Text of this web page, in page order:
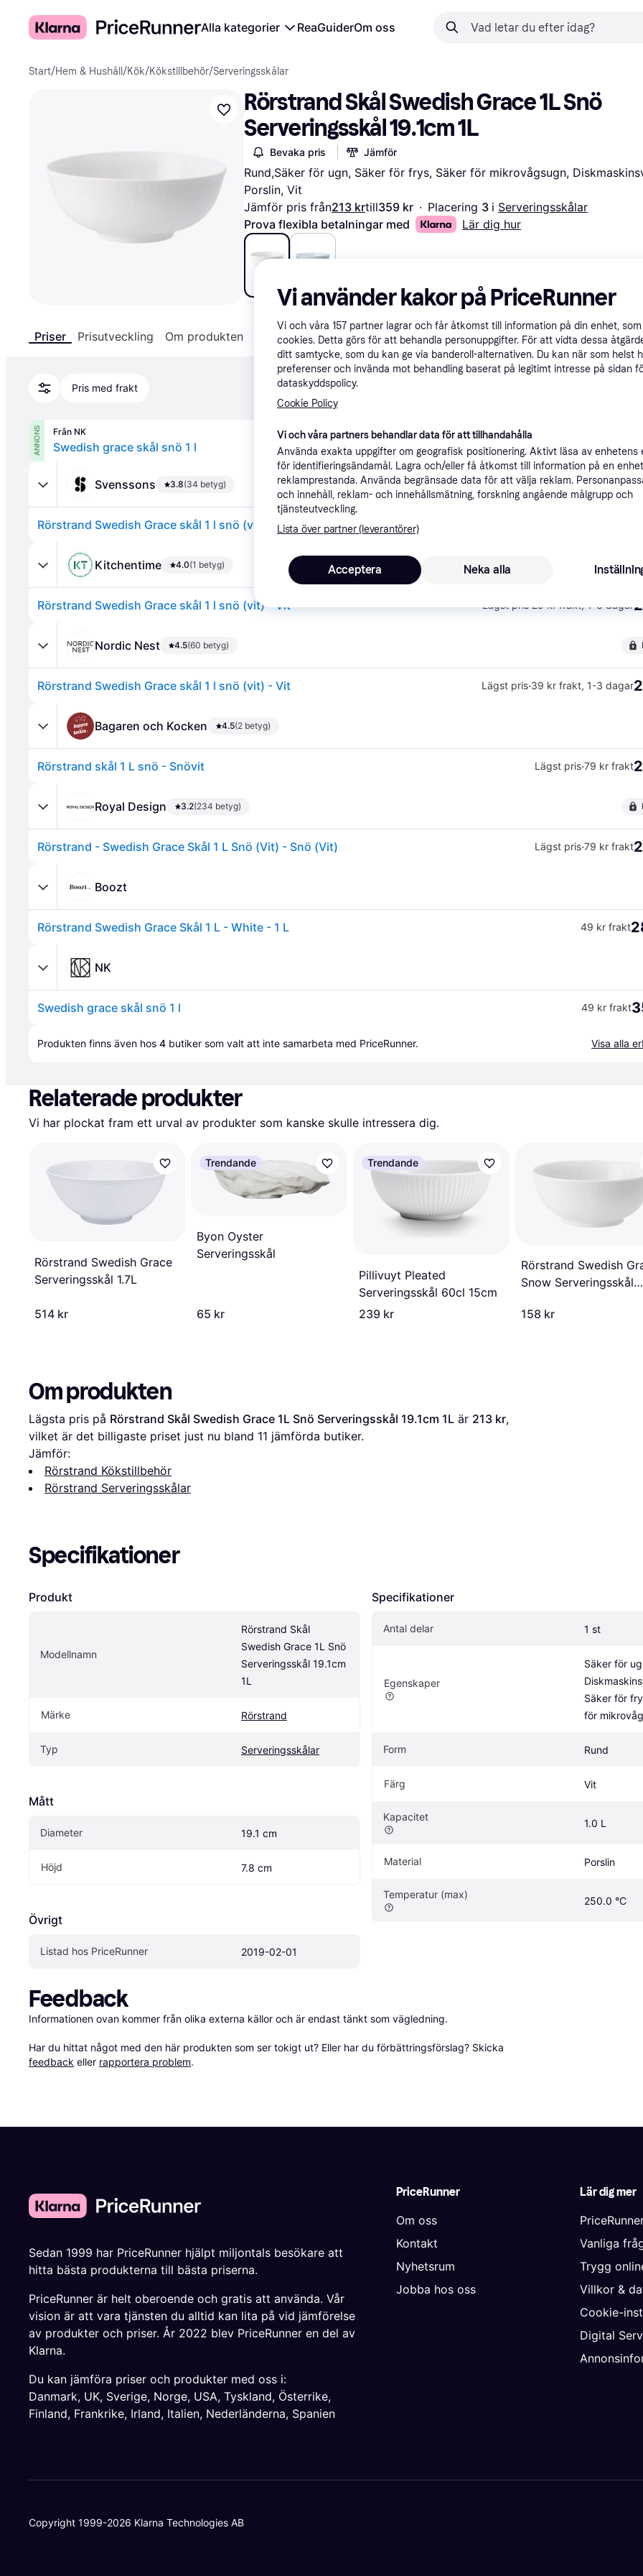
Alla kategorier ReaGuiderOm oss
Start/Hem & Hushåll /Kök/Kökstillbehör/Serveringsskålar
Rörstrand Skål Swedish Grace 1L Snö
Serveringsskål 19.1cm 1L
Bevaka pris Jämför
Rund,Säker för ugn, Säker för frys, Säker för mikrovågsugn,
Porslin, Vit
Jämför pris från213 krtill359 kr · Placering 3 i Serveringsskålar
Prova flexibla betalningar med
Lär dig hur
Priser Prisutveckling Om produkten Specifikationer
Pris med frakt
ANNONS Från NK
Swedish grace skål snö 1 l
Svenssons 3.8(34 betyg)
Rörstrand Swedish Grace skål 1 l snö (vit)
Kitchentime 4.0(1 betyg)
Rörstrand Swedish Grace skål 1 l snö (vit) - Vit Lägst pris·29 kr frakt,1-3 dagar
Nordic Nest 4.5(60 betyg)
Rörstrand Swedish Grace skål 1 l snö (vit) - Vit Lägst pris·39 kr frakt, 1-3 dagar
Bagaren och Kocken 4.5(2 betyg)
Rörstrand skål 1 L snö - Snövit Lägst pris·79 kr frakt
Royal Design 3.2(234 betyg)
Rörstrand - Swedish Grace Skål 1 L Snö (Vit) - Snö (Vit) Lägst pris·79 kr frakt
Boozt
Rörstrand Swedish Grace Skål 1 L - White - 1 L 49 kr frakt
NK
Swedish grace skål snö 1 l 49 kr frakt
Produkten finns även hos 4 butiker som valt att inte samarbeta med PriceRunner. Visa alla
Relaterade produkter
Vi har plockat fram ett urval av produkter som kanske skulle intressera dig.
Rörstrand Swedish Grace
Serveringsskål 1.7L
514 kr
Trendande
Byon Oyster
Serveringsskål
65 kr
Trendande
Pillivuyt Pleated
Serveringsskål 60cl 15cm
239 kr
Rörstrand Swedish
Snow Serveringsskål
158 kr
Om produkten
Lägsta pris på Rörstrand Skål Swedish Grace 1L Snö Serveringsskål 19.1cm 1L är 213 kr,
vilket är det billigaste priset just nu bland 11 jämförda butiker.
Jämför:
Rörstrand Kökstillbehör
Rörstrand Serveringsskålar
Specifikationer
Produkt
Modellnamn
Rörstrand Skål
Swedish Grace 1L Snö
Serveringsskål 19.1cm
1L
Märke Rörstrand
Typ Serveringsskålar
Mått
Diameter 19.1 cm
Höjd 7.8 cm
Övrigt
Listad hos PriceRunner 2019-02-01
Specifikationer
Antal delar 1 st
Egenskaper
Säker för
Säker för
för
Form Rund
Färg Vit
Kapacitet
1.0 L
Material Porslin
Temperatur (max)
250.0 °C
Feedback
Informationen ovan kommer från olika externa källor och är endast tänkt som vägledning.
Har du hittat något med den här produkten som ser tokigt ut? Eller har du förbättringsförslag? Skicka
feedback eller rapportera problem.
PriceRunner
Om oss
Kontakt
Nyhetsrum
Jobba hos oss
Lär dig mer
Vanliga
Trygg
Villkor &
Cookie-
Digital
Sedan 1999 har PriceRunner hjälpt miljontals besökare att
hitta bästa produkterna till bästa priserna.
PriceRunner är helt oberoende och gratis att använda. Vår
vision är att vara tjänsten du alltid kan lita på vid jämförelse
av produkter och priser. År 2022 blev PriceRunner en del av
Klarna.
Du kan jämföra priser och produkter med oss i:
Danmark, UK, Sverige, Norge, USA, Tyskland, Österrike,
Finland, Frankrike, Irland, Italien, Nederländerna, Spanien
Copyright 1999-2026 Klarna Technologies AB
Vi använder kakor på PriceRunner
Vi och våra 157 partner lagrar och får åtkomst till information på din enhet,
cookies. Detta görs för att behandla personuppgifter. För att vidta dessa
ditt samtycke, som du kan ge via banderoll-alternativen. Du kan när som helst
preferenser och invända mot behandling baserat på legitimt intresse på sidan
dataskyddspolicy.
Cookie Policy
Vi och våra partners behandlar data för att tillhandahålla
Använda exakta uppgifter om geografisk positionering. Aktivt läsa av enhetens
för identifieringsändamål. Lagra och/eller få åtkomst till information på en
reklamprestanda. Använda begränsade data för att välja reklam.
och innehåll, reklam- och innehållsmätning, forskning angående målgrupp och
tjänsteutveckling.
Lista över partner (leverantörer)
Neka alla
Acceptera